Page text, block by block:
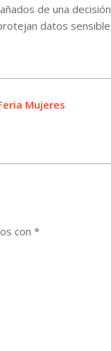
de una
datos
Mujeres
con *